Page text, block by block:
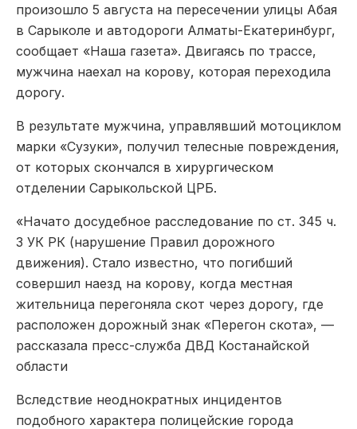
произошло 5 августа на пересечении улицы Абая
в Сарыколе и автодороги Алматы-Екатеринбург,
сообщает «Наша газета». Двигаясь по трассе,
мужчина наехал на корову, которая переходила
дорогу.
В результате мужчина, управлявший мотоциклом
марки «Сузуки», получил телесные повреждения,
от которых скончался в хирургическом
отделении Сарыкольской ЦРБ.
«Начато досудебное расследование по ст. 345 ч.
3 УК РК (нарушение Правил дорожного
движения). Стало известно, что погибший
совершил наезд на корову, когда местная
жительница перегоняла скот через дорогу, где
расположен дорожный знак «Перегон скота», —
рассказала пресс-служба ДВД Костанайской
области
Вследствие неоднократных инцидентов
подобного характера полицейские города